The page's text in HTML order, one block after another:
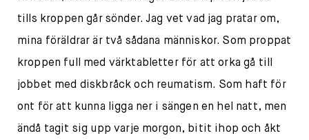
tills kroppen går sönder. Jag vet vad jag pratar om,
mina föräldrar är två sådana människor. Som proppat
kroppen full med värktabletter för att orka gå till
jobbet med diskbråck och reumatism. Som haft för
ont för att kunna ligga ner i sängen en hel natt, men
ändå tagit sig upp varje morgon, bitit ihop och åkt